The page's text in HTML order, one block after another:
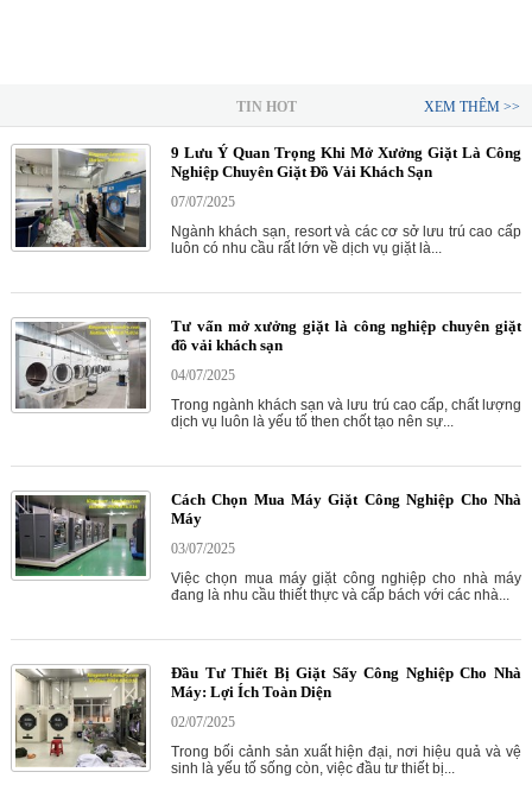
TIN HOT XEM THÊM >>
9 Lưu Ý Quan Trọng Khi Mở Xưởng Giặt Là Công
Nghiệp Chuyên Giặt Đồ Vải Khách Sạn
07/07/2025
Ngành khách sạn, resort và các cơ sở lưu trú cao cấp
luôn có nhu cầu rất lớn về dịch vụ giặt là...
Tư vấn mở xưởng giặt là công nghiệp chuyên giặt
đồ vải khách sạn
04/07/2025
Trong ngành khách sạn và lưu trú cao cấp, chất lượng
dịch vụ luôn là yếu tố then chốt tạo nên sự...
Cách Chọn Mua Máy Giặt Công Nghiệp Cho Nhà
Máy
03/07/2025
Việc chọn mua máy giặt công nghiệp cho nhà máy
đang là nhu cầu thiết thực và cấp bách với các nhà...
Đầu Tư Thiết Bị Giặt Sấy Công Nghiệp Cho Nhà
Máy: Lợi Ích Toàn Diện
02/07/2025
Trong bối cảnh sản xuất hiện đại, nơi hiệu quả và vệ
sinh là yếu tố sống còn, việc đầu tư thiết bị...